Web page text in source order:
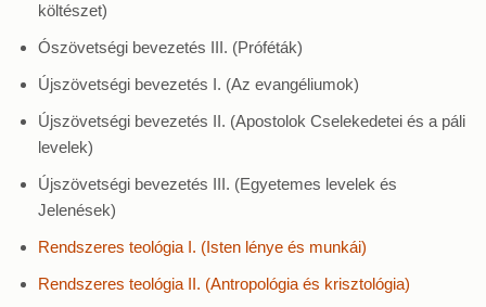
költészet)
Ószövetségi bevezetés III. (Próféták)
Újszövetségi bevezetés I. (Az evangéliumok)
Újszövetségi bevezetés II. (Apostolok Cselekedetei és a páli
levelek)
Újszövetségi bevezetés III. (Egyetemes levelek és
Jelenések)
Rendszeres teológia I. (Isten lénye és munkái)
Rendszeres teológia II. (Antropológia és krisztológia)